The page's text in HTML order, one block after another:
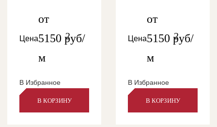
Цена
от
5150 руб/
м
2
В Избранное
В КОРЗИНУ
Цена
от
5150 руб/
м
2
В Избранное
В КОРЗИНУ